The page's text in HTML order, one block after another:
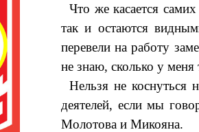
Что же касается
так и остаются
перевели на работу
не знаю, сколько у меня
Нельзя не коснуться
деятелей, если мы
Молотова и Микояна.